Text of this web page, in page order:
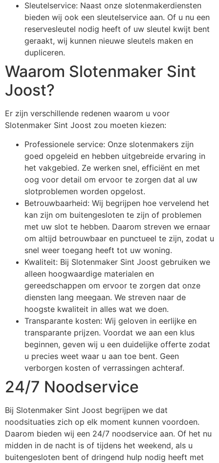
Sleutelservice: Naast onze slotenmakerdiensten
bieden wij ook een sleutelservice aan. Of u nu een
reservesleutel nodig heeft of uw sleutel kwijt bent
geraakt, wij kunnen nieuwe sleutels maken en
dupliceren.
Waarom Slotenmaker Sint
Joost?
Er zijn verschillende redenen waarom u voor
Slotenmaker Sint Joost zou moeten kiezen:
Professionele service: Onze slotenmakers zijn
goed opgeleid en hebben uitgebreide ervaring in
het vakgebied. Ze werken snel, efficiënt en met
oog voor detail om ervoor te zorgen dat al uw
slotproblemen worden opgelost.
Betrouwbaarheid: Wij begrijpen hoe vervelend het
kan zijn om buitengesloten te zijn of problemen
met uw slot te hebben. Daarom streven we ernaar
om altijd betrouwbaar en punctueel te zijn, zodat u
snel weer toegang heeft tot uw woning.
Kwaliteit: Bij Slotenmaker Sint Joost gebruiken we
alleen hoogwaardige materialen en
gereedschappen om ervoor te zorgen dat onze
diensten lang meegaan. We streven naar de
hoogste kwaliteit in alles wat we doen.
Transparante kosten: Wij geloven in eerlijke en
transparante prijzen. Voordat we aan een klus
beginnen, geven wij u een duidelijke offerte zodat
u precies weet waar u aan toe bent. Geen
verborgen kosten of verrassingen achteraf.
24/7 Noodservice
Bij Slotenmaker Sint Joost begrijpen we dat
noodsituaties zich op elk moment kunnen voordoen.
Daarom bieden wij een 24/7 noodservice aan. Of het nu
midden in de nacht is of tijdens het weekend, als u
buitengesloten bent of dringend hulp nodig heeft met